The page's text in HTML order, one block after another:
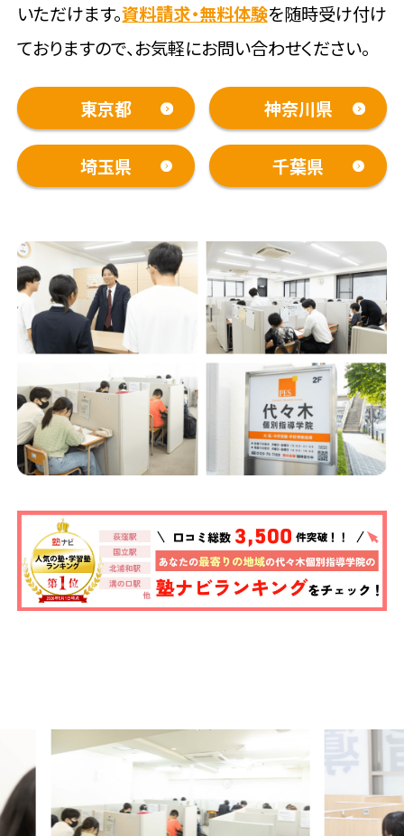
いただけます。資料請求・無料体験を随時受け付け
ておりますので、お気軽にお問い合わせください。
東京都 神奈川県
埼玉県 千葉県